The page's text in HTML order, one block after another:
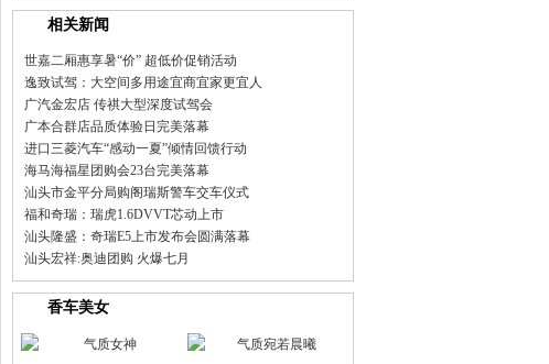
相关新闻
世嘉二厢惠享暑“价” 超低价促销活动
逸致试驾：大空间多用途宜商宜家更宜人
广汽金宏店 传祺大型深度试驾会
广本合群店品质体验日完美落幕
进口三菱汽车“感动一夏”倾情回馈行动
海马海福星团购会23台完美落幕
汕头市金平分局购阁瑞斯警车交车仪式
福和奇瑞：瑞虎1.6DVVT芯动上市
汕头隆盛：奇瑞E5上市发布会圆满落幕
汕头宏祥:奥迪团购 火爆七月
香车美女